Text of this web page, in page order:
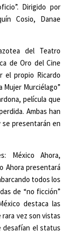
Dirigido por
Cosio, Danae
del Teatro
de Oro del Cine
el propio Ricardo
Mujer Murciélago”
película que
Ambas han
presentarán en
México Ahora,
Ahora presentará
todos los
de “no ficción”
destaca las
rara vez son vistas
desafían el status